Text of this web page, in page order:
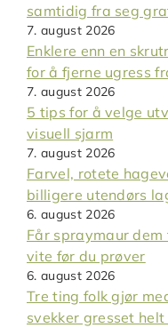
samtidig fra seg
7. august 2026
Enklere enn en
for å fjerne ugress
7. august 2026
5 tips for å velge
visuell sjarm
7. august 2026
Farvel, rotete
billigere utendørs
6. august 2026
Får spraymaur
vite før du prøver
6. august 2026
Tre ting folk gjør
svekker gresset